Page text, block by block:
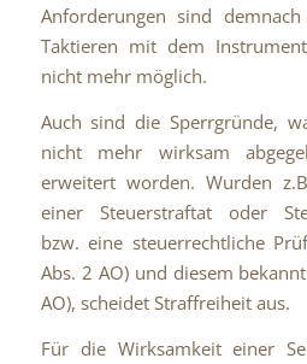
Anforderungen sind
Taktieren mit dem
nicht mehr möglich.
Auch sind die Sperrgründe,
nicht mehr wirksam
erweitert worden. Wurden
einer Steuerstraftat oder
bzw. eine steuerrechtliche
Abs. 2 AO) und diesem
AO), scheidet Straffreiheit aus.
Für die Wirksamkeit einer